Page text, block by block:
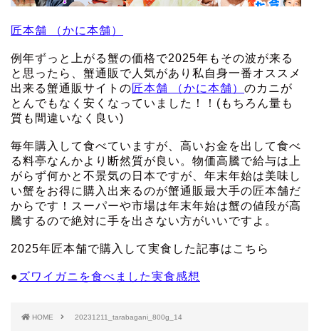
匠本舗 （かに本舗）
例年ずっと上がる蟹の価格で2025年もその波が来る
と思ったら、蟹通販で人気があり私自身一番オススメ
出来る蟹通販サイトの匠本舗 （かに本舗） のカニが
とんでもなく安くなっていました！！(もちろん量も
質も間違いなく良い)
毎年購入して食べていますが、高いお金を出して食べ
る料亭なんかより断然質が良い。物価高騰で給与は上
がらず何かと不景気の日本ですが、年末年始は美味し
い蟹をお得に購入出来るのが蟹通販最大手の匠本舗だ
からです！スーパーや市場は年末年始は蟹の値段が高
騰するので絶対に手を出さない方がいいですよ。
2025年匠本舗で購入して実食した記事はこちら
● ズワイガニを食べました実食感想
HOME 20231211_tarabagani_800g_14